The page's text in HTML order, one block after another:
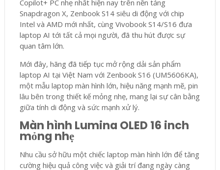
Copilot+ PC nhẹ nhất hiện nay trên nền tảng
Snapdragon X, Zenbook S14 siêu di động với chip
Intel và AMD mới nhất, cùng Vivobook S14/S16 đưa
laptop AI tới tất cả mọi người, đã thu hút được sự
quan tâm lớn.
Mới đây, hãng đã tiếp tục mở rộng dải sản phẩm
laptop AI tại Việt Nam với Zenbook S16 (UM5606KA),
một mẫu laptop màn hình lớn, hiệu năng mạnh mẽ, pin
lâu bên trong thiết kế mỏng nhẹ, mang lại sự cân bằng
giữa tính di động và sức mạnh xử lý.
Màn hình Lumina OLED 16 inch
mỏng nhẹ
Nhu cầu sở hữu một chiếc laptop màn hình lớn để tăng
cường hiệu quả công việc và giải trí đang ngày càng